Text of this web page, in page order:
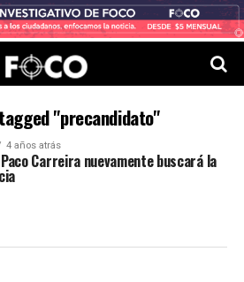
"precandidato"
4 años atrás
Carreira nuevamente buscará la